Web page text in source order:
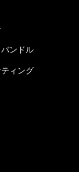
ンドル
ィング